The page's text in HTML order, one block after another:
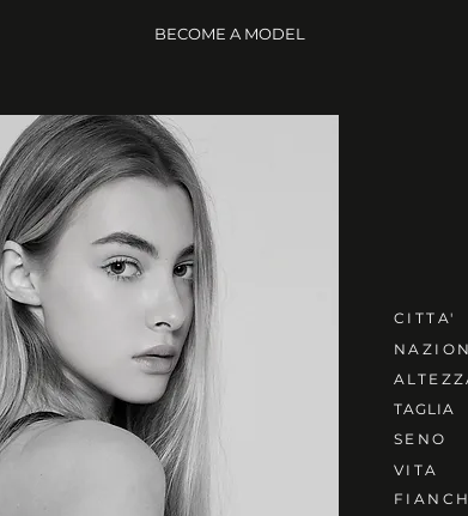
BECOME A MODEL
TAGLIA
SENO
VITA
CITTA'